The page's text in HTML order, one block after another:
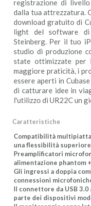
registrazione di livello
dalla tua attrezzatura.
download gratuito di
light del software
Steinberg. Per il tuo
studio di produzione
state ottimizzate per
maggiore praticità, i
essere aperti in
di catturare idee in
l'utilizzo di UR22C un
Caratteristiche
Compatibilità
una flessibilità superiore
Preamplificatori
alimentazione phantom
Gli ingressi a doppia
connessioni
Il connettore da USB
parte dei dispositivi